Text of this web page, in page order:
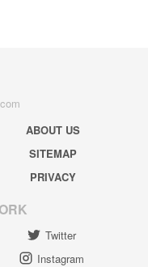
ABOUT US
SITEMAP
PRIVACY
Twitter
Instagram